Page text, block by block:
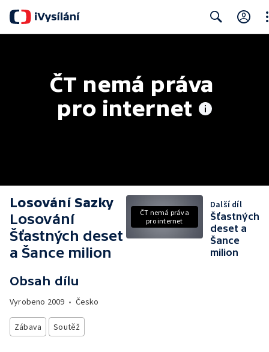
ČT nemá práva
pro internet
Losování Sazky
Losování
Šťastných deset
a Šance milion
Obsah dílu
Vyrobeno 2009 • Česko
Zábava Soutěž
ČT nemá práva
pro internet
Další díl
Šťastných
deset a
Šance
milion